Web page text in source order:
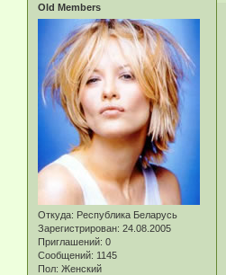
Old Members
Откуда: Республика Беларусь
Зарегистрирован: 24.08.2005
Приглашений: 0
Сообщений: 1145
Пол: Женский